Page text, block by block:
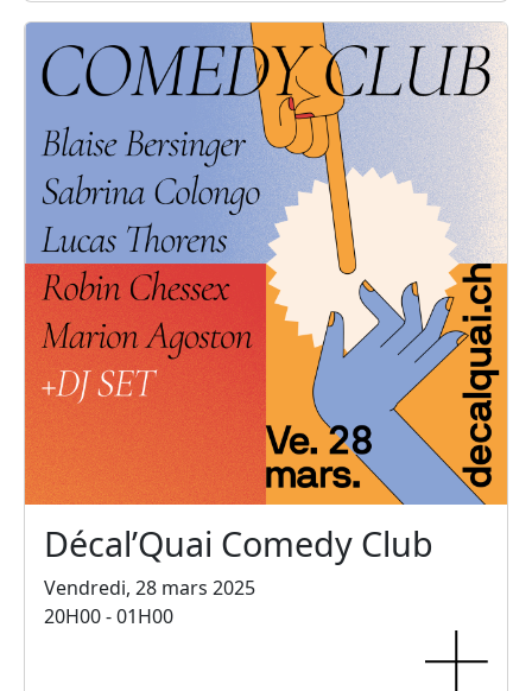
Décal’Quai Comedy Club
Vendredi, 28 mars 2025
20H00 - 01H00